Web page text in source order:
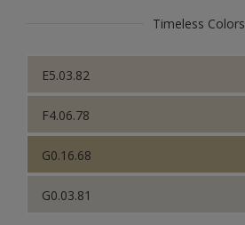
Timeless Colors
E5.03.82
F4.06.78
G0.16.68
G0.03.81